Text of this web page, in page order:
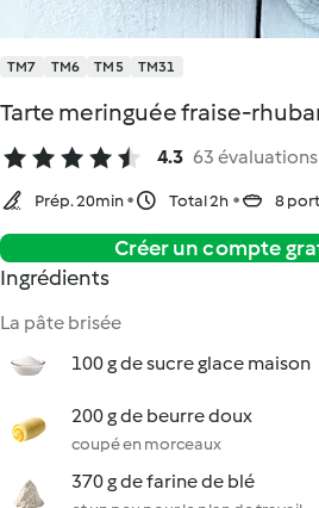
TM7 TM6 TM5 TM31
Tarte meringuée fraise-
4.3 63 évaluations
Prép. 20min Total 2h 8
Créer un compte
Ingrédients
La pâte brisée
100 g de sucre glace maison
200 g de beurre doux
coupé en morceaux
370 g de farine de blé